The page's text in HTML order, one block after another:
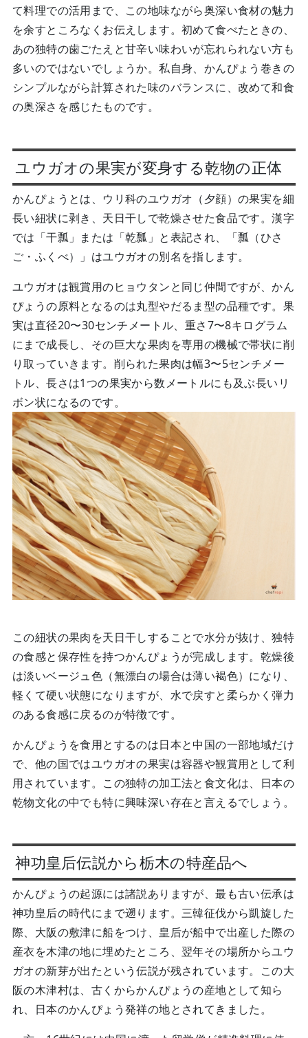
て料理での活用まで、この地味ながら奥深い食材の魅力
を余すところなくお伝えします。初めて食べたときの、
あの独特の歯ごたえと甘辛い味わいが忘れられない方も
多いのではないでしょうか。私自身、かんぴょう巻きの
シンプルながら計算された味のバランスに、改めて和食
の奥深さを感じたものです。
ユウガオの果実が変身する乾物の正体
かんぴょうとは、ウリ科のユウガオ（夕顔）の果実を細
長い紐状に剥き、天日干しで乾燥させた食品です。漢字
では「干瓢」または「乾瓢」と表記され、「瓢（ひさ
ご・ふくべ）」はユウガオの別名を指します。
ユウガオは観賞用のヒョウタンと同じ仲間ですが、かん
ぴょうの原料となるのは丸型やだるま型の品種です。果
実は直径20〜30センチメートル、重さ7〜8キログラム
にまで成長し、その巨大な果肉を専用の機械で帯状に削
り取っていきます。削られた果肉は幅3〜5センチメー
トル、長さは1つの果実から数メートルにも及ぶ長いリ
ボン状になるのです。
この紐状の果肉を天日干しすることで水分が抜け、独特
の食感と保存性を持つかんぴょうが完成します。乾燥後
は淡いベージュ色（無漂白の場合は薄い褐色）になり、
軽くて硬い状態になりますが、水で戻すと柔らかく弾力
のある食感に戻るのが特徴です。
かんぴょうを食用とするのは日本と中国の一部地域だけ
で、他の国ではユウガオの果実は容器や観賞用として利
用されています。この独特の加工法と食文化は、日本の
乾物文化の中でも特に興味深い存在と言えるでしょう。
神功皇后伝説から栃木の特産品へ
かんぴょうの起源には諸説ありますが、最も古い伝承は
神功皇后の時代にまで遡ります。三韓征伐から凱旋した
際、大阪の敷津に船をつけ、皇后が船中で出産した際の
産衣を木津の地に埋めたところ、翌年その場所からユウ
ガオの新芽が出たという伝説が残されています。この大
阪の木津村は、古くからかんぴょうの産地として知ら
れ、日本のかんぴょう発祥の地とされてきました。